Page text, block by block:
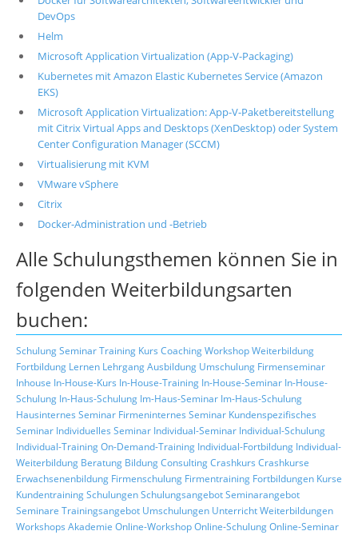
DevOps
Helm
Microsoft Application Virtualization (App-V-Packaging)
Kubernetes mit Amazon Elastic Kubernetes Service (Amazon
EKS)
Microsoft Application Virtualization: App-V-Paketbereitstellung
mit Citrix Virtual Apps and Desktops (XenDesktop) oder System
Center Configuration Manager (SCCM)
Virtualisierung mit KVM
VMware vSphere
Citrix
Docker-Administration und -Betrieb
Alle Schulungsthemen können Sie in
folgenden Weiterbildungsarten
buchen:
SchulungSeminarTraining Kurs CoachingWorkshopWeiterbildung
Fortbildung Lernen LehrgangAusbildung Umschulung Firmenseminar
Inhouse In-House-Kurs In-House-Training In-House-Seminar In-House-
Schulung In-Haus-Schulung Im-Haus-Seminar Im-Haus-Schulung
Hausinternes Seminar Firmeninternes Seminar Kundenspezifisches
Seminar Individuelles Seminar Individual-Seminar Individual-Schulung
Individual-TrainingOn-Demand-Training Individual-Fortbildung Individual-
Weiterbildung Beratung BildungConsultingCrashkurs Crashkurse
Erwachsenenbildung Firmenschulung Firmentraining Fortbildungen Kurse
KundentrainingSchulungenSchulungsangebotSeminarangebot
Seminare Trainingsangebot Umschulungen UnterrichtWeiterbildungen
Workshops Akademie Online-WorkshopOnline-SchulungOnline-Seminar